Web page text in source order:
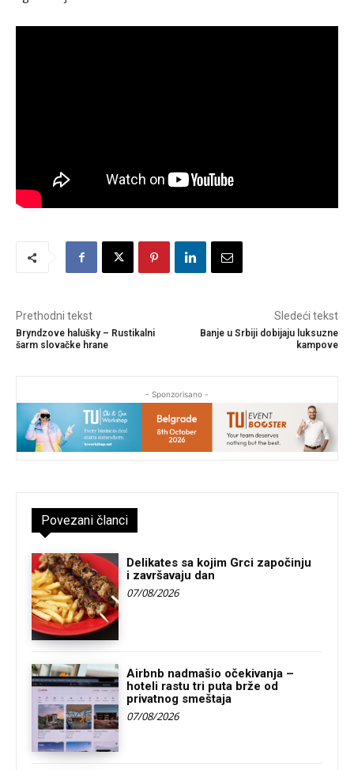
Prethodni tekst
Bryndzove halušky – Rustikalni
šarm slovačke hrane
Sledeći tekst
Banje u Srbiji dobijaju luksuzne
kampove
- Sponzorisano -
Povezani članci
Delikates sa kojim Grci započinju
i završavaju dan
07/08/2026
Airbnb nadmašio očekivanja –
hoteli rastu tri puta brže od
privatnog smeštaja
07/08/2026